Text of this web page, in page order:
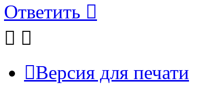
Ответить
Версия для печати